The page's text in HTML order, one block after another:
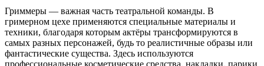
Гриммеры — важная часть театральной команды. В
гримерном цехе применяются специальные материалы и
техники, благодаря которым актёры трансформируются в
самых разных персонажей, будь то реалистичные образы или
фантастические существа. Здесь используются
профессиональные косметические средства, накладки, парики